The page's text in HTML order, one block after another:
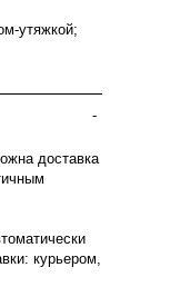
утяжкой;
-
доставка
курьером,